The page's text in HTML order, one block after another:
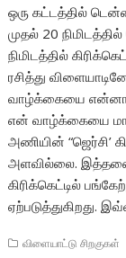
ஒரு கட்டத்தில்
முதல் 20
நிமிடத்தில்
ரசித்து
வாழ்க்கையை
என் வாழ்க்கையை
அணியின் “ஜெர்சி’
அளவில்லை.
கிரிக்கெட்டில்
ஏற்படுத்துகிறது.
விளையாட்டு சிறகுகள்